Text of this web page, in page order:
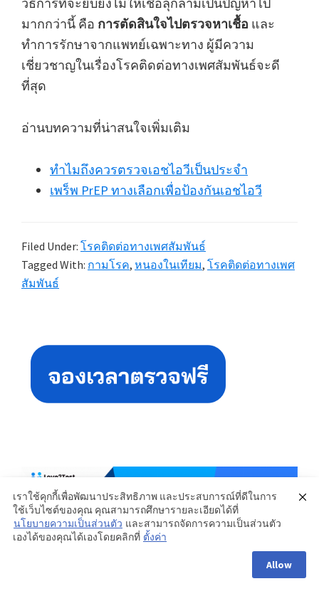
มากกว่านี้ คือ การตัดสินใจไปตรวจหาเชื้อ และ
ทำการรักษาจากแพทย์เฉพาะทาง ผู้มีความ
เชี่ยวชาญในเรื่องโรคติดต่อทางเพศสัมพันธ์จะดี
ที่สุด
อ่านบทความที่น่าสนใจเพิ่มเติม
ทำไมถึงควรตรวจเอชไอวีเป็นประจำ
เพร็พ PrEP ทางเลือกเพื่อป้องกันเอชไอวี
Filed Under: โรคติดต่อทางเพศสัมพันธ์
Tagged With: กามโรค, หนองในเทียม, โรคติดต่อทางเพศ
สัมพันธ์
Sidebar
เราใช้คุกกี้เพื่อพัฒนาประสิทธิภาพ และประสบการณ์ที่ดีในการ
ใช้เว็บไซต์ของคุณ คุณสามารถศึกษารายละเอียดได้ที่
นโยบายความเป็นส่วนตัว และสามารถจัดการความเป็นส่วนตัว
เองได้ของคุณได้เองโดยคลิกที่ ตั้งค่า
Allow